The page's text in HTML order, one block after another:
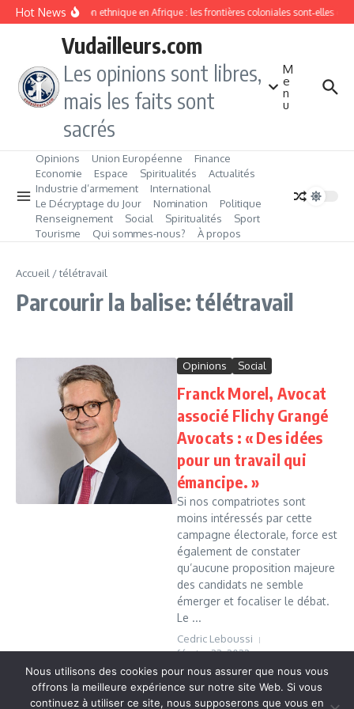
Aller au contenu
Hot NewsDivision ethnique en Afrique : les frontières coloniales sont‑elles
Vudailleurs.com
Les opinions sont libres,
mais les faits sont
sacrés
M
e
n
u
Opinions Union Européenne
Finance
Economie
Espace Spiritualités
Actualités
Industrie d’armement
International
Le Décryptage du Jour
Nomination
Politique
Renseignement
Social Spiritualités
Sport
Tourisme
Qui sommes‑nous? À propos
Accueil /télétravail
Parcourir la balise: télétravail
Opinions Social
Franck Morel, Avocat
associé Flichy Grangé
Avocats : « Des idées
pour un travail qui
émancipe. »
Si nos compatriotes sont
moins intéressés par cette
campagne électorale, force est
également de constater
qu’aucune proposition majeure
des candidats ne semble
émerger et focaliser le débat.
Le ...
Cedric Leboussi
février 23, 2022
Read More
Nous utilisons des cookies pour nous assurer que nous vous
offrons la meilleure expérience sur notre site Web. Si vous
continuez à utiliser ce site, nous supposerons que vous en